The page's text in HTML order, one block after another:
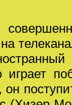
играет